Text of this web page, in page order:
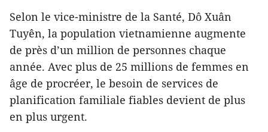
Selon le vice-ministre de la Santé, Dô Xuân
Tuyên, la population vietnamienne augmente
de près d’un million de personnes chaque
année. Avec plus de 25 millions de femmes en
âge de procréer, le besoin de services de
planification familiale fiables devient de plus
en plus urgent.